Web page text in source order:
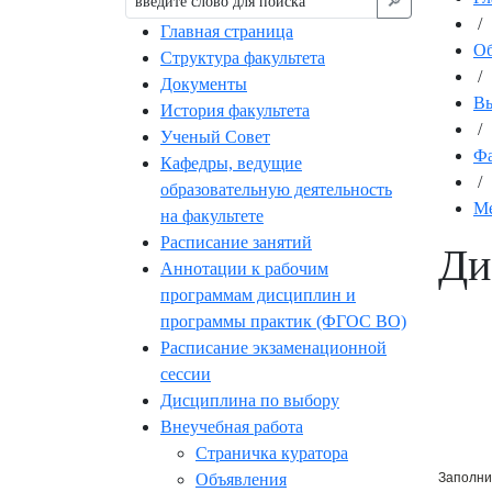
Главная страница
Структура факультета
Документы
История факультета
Ученый Совет
Кафедры, ведущие
образовательную деятельность
на факультете
Расписание занятий
Аннотации к рабочим
программам дисциплин и
программы практик (ФГОС ВО)
Расписание экзаменационной
сессии
Дисциплина по выбору
Внеучебная работа
Страничка куратора
Объявления
/
/
/
/